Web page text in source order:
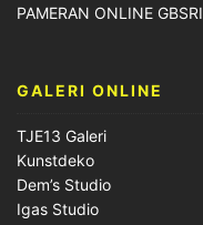
PAMERAN ONLINE GBSRI
GALERI ONLINE
TJE13 Galeri
Kunstdeko
Dem’s Studio
Igas Studio